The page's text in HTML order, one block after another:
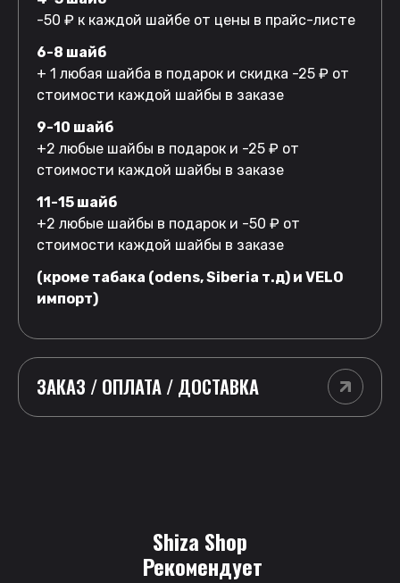
-50 ₽ к каждой шайбе от цены в прайс-листе
6-8 шайб
+ 1 любая шайба в подарок и скидка -25 ₽ от
стоимости каждой шайбы в заказе
9-10 шайб
+2 любые шайбы в подарок и -25 ₽ от
стоимости каждой шайбы в заказе
11-15 шайб
+2 любые шайбы в подарок и -50 ₽ от
стоимости каждой шайбы в заказе
(кроме табака (odens, Siberia т.д) и VELO
импорт)
ЗАКАЗ / ОПЛАТА / ДОСТАВКА
Shiza Shop
Рекомендует